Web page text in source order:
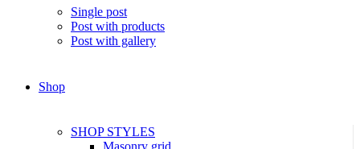
Single post
Post with products
Post with gallery
Shop
SHOP STYLES